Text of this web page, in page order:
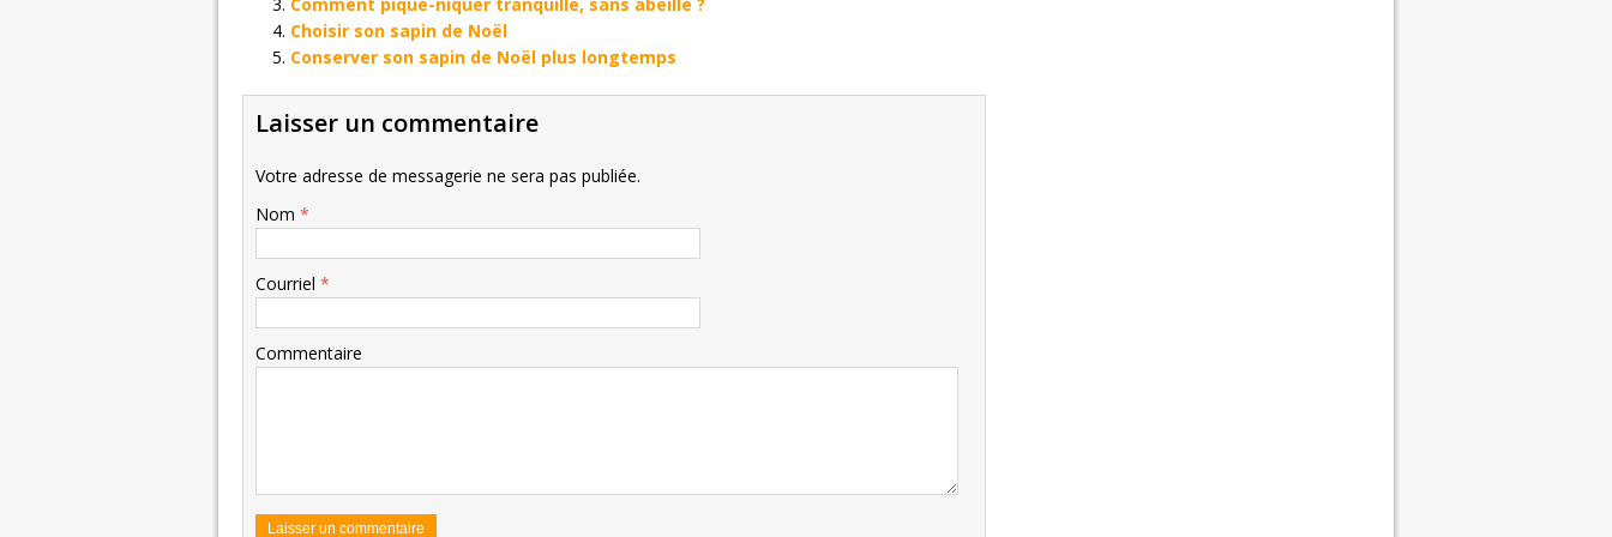
Choisir son sapin de Noël
Conserver son sapin de Noël plus longtemps
Laisser un commentaire
Votre adresse de messagerie ne sera pas publiée.
Nom *
Courriel *
Commentaire